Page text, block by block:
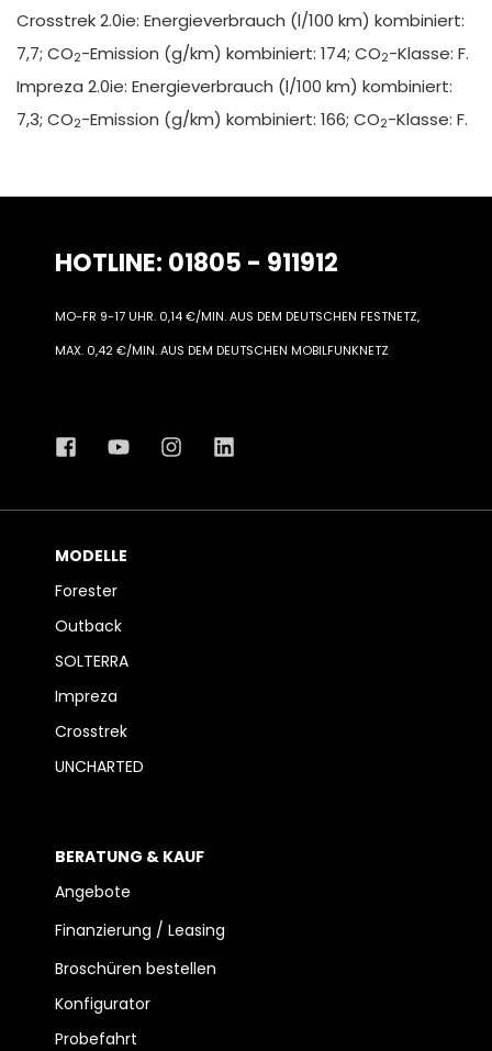
Crosstrek 2.0ie: Energieverbrauch (l/100 km) kombiniert:
7,7; CO2-Emission (g/km) kombiniert: 174; CO2-Klasse: F.
Impreza 2.0ie: Energieverbrauch (l/100 km) kombiniert:
7,3; CO2-Emission (g/km) kombiniert: 166; CO2-Klasse: F.
HOTLINE: 01805 - 911912
MO-FR 9-17 UHR. 0,14 €/MIN. AUS DEM DEUTSCHEN FESTNETZ,
MAX. 0,42 €/MIN. AUS DEM DEUTSCHEN MOBILFUNKNETZ
MODELLE
Forester
Outback
SOLTERRA
Impreza
Crosstrek
UNCHARTED
BERATUNG & KAUF
Angebote
Finanzierung / Leasing
Broschüren bestellen
Konfigurator
Probefahrt